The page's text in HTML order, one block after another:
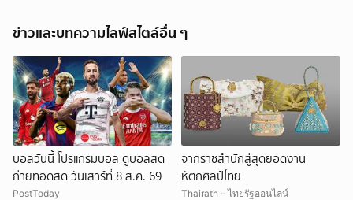
ข่าวและบทความไลฟ์สไตล์อื่น ๆ
บอลวันนี้ โปรแกรมบอล ดูบอลสด
ถ่ายทอดสด วันเสาร์ที่ 8 ส.ค. 69
PostToday
จากราชสำนักสู่สุดยอดงาน
หัตถศิลป์ไทย
Thairath - ไทยรัฐออนไลน์